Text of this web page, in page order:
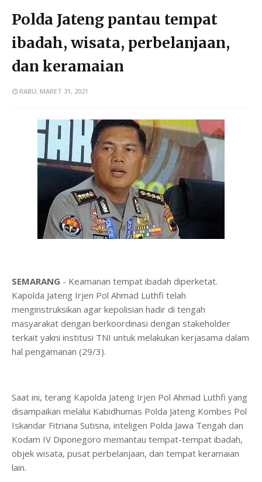
Polda Jateng pantau tempat
ibadah, wisata, perbelanjaan,
dan keramaian
RABU, MARET 31, 2021
SEMARANG - Keamanan tempat ibadah diperketat.
Kapolda Jateng Irjen Pol Ahmad Luthfi telah
menginstruksikan agar kepolisian hadir di tengah
masyarakat dengan berkoordinasi dengan stakeholder
terkait yakni institusi TNI untuk melakukan kerjasama dalam
hal pengamanan (29/3).
Saat ini, terang Kapolda Jateng Irjen Pol Ahmad Luthfi yang
disampaikan melalui Kabidhumas Polda Jateng Kombes Pol
Iskandar Fitriana Sutisna, inteligen Polda Jawa Tengah dan
Kodam IV Diponegoro memantau tempat-tempat ibadah,
objek wisata, pusat perbelanjaan, dan tempat keramaian
lain.